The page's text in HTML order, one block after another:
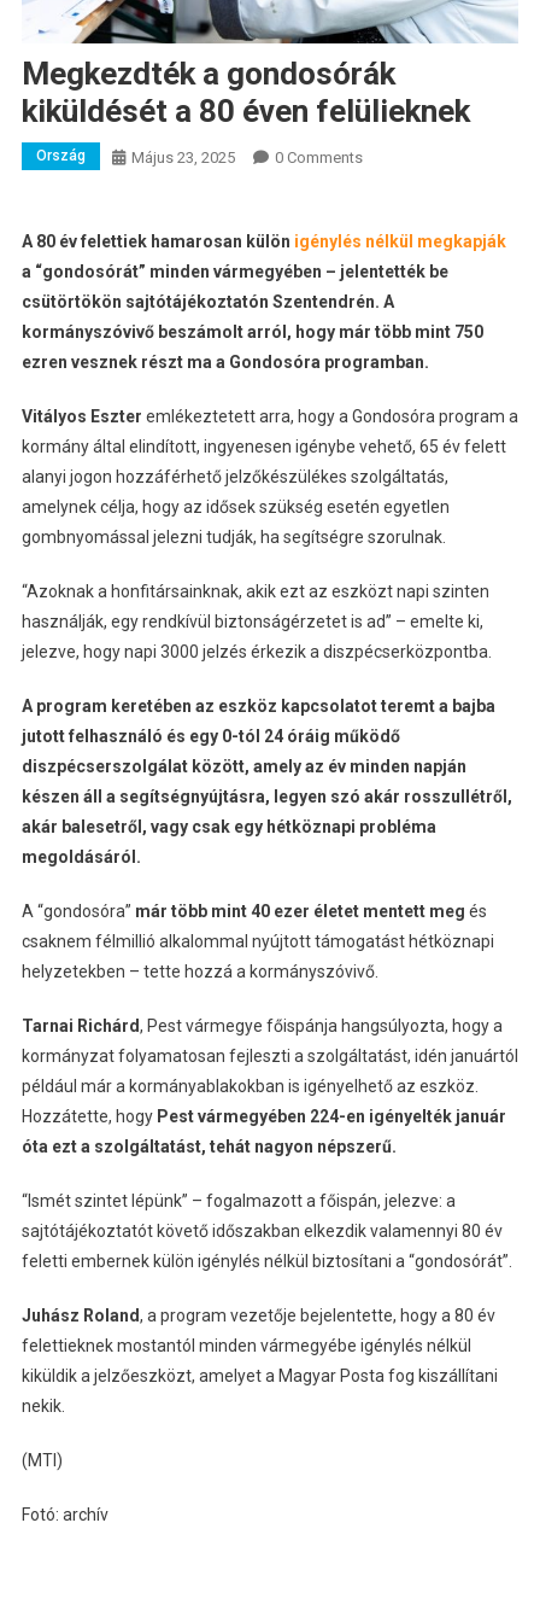
Megkezdték a gondosórák
kiküldését a 80 éven felülieknek
Ország Május 23, 2025 0 Comments
A 80 év felettiek hamarosan külön igénylés nélkül megkapják
a “gondosórát” minden vármegyében – jelentették be
csütörtökön sajtótájékoztatón Szentendrén. A
kormányszóvivő beszámolt arról, hogy már több mint 750
ezren vesznek részt ma a Gondosóra programban.
Vitályos Eszter emlékeztetett arra, hogy a Gondosóra program a
kormány által elindított, ingyenesen igénybe vehető, 65 év felett
alanyi jogon hozzáférhető jelzőkészülékes szolgáltatás,
amelynek célja, hogy az idősek szükség esetén egyetlen
gombnyomással jelezni tudják, ha segítségre szorulnak.
“Azoknak a honfitársainknak, akik ezt az eszközt napi szinten
használják, egy rendkívül biztonságérzetet is ad” – emelte ki,
jelezve, hogy napi 3000 jelzés érkezik a diszpécserközpontba.
A program keretében az eszköz kapcsolatot teremt a bajba
jutott felhasználó és egy 0-tól 24 óráig működő
diszpécserszolgálat között, amely az év minden napján
készen áll a segítségnyújtásra, legyen szó akár rosszullétről,
akár balesetről, vagy csak egy hétköznapi probléma
megoldásáról.
A “gondosóra” már több mint 40 ezer életet mentett meg és
csaknem félmillió alkalommal nyújtott támogatást hétköznapi
helyzetekben – tette hozzá a kormányszóvivő.
Tarnai Richárd, Pest vármegye főispánja hangsúlyozta, hogy a
kormányzat folyamatosan fejleszti a szolgáltatást, idén januártól
például már a kormányablakokban is igényelhető az eszköz.
Hozzátette, hogy Pest vármegyében 224-en igényelték január
óta ezt a szolgáltatást, tehát nagyon népszerű.
“Ismét szintet lépünk” – fogalmazott a főispán, jelezve: a
sajtótájékoztatót követő időszakban elkezdik valamennyi 80 év
feletti embernek külön igénylés nélkül biztosítani a “gondosórát”.
Juhász Roland, a program vezetője bejelentette, hogy a 80 év
felettieknek mostantól minden vármegyébe igénylés nélkül
kiküldik a jelzőeszközt, amelyet a Magyar Posta fog kiszállítani
nekik.
(MTI)
Fotó: archív